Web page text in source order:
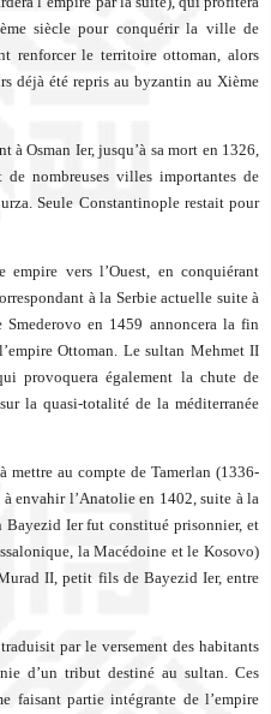
siècle pour conquérir la ville de
renforcer le territoire ottoman, alors
déjà été repris au byzantin au Xième
Osman Ier, jusqu’à sa mort en 1326,
nombreuses villes importantes de
Seule Constantinople restait pour
empire vers l’Ouest, en conquiérant
à la Serbie actuelle suite à
en 1459 annoncera la fin
Ottoman. Le sultan Mehmet II
provoquera également la chute de
la quasi-totalité de la méditerranée
mettre au compte de Tamerlan (1336-
envahir l’Anatolie en 1402, suite à la
Bayezid Ier fut constitué prisonnier, et
la Macédoine et le Kosovo)
II, petit fils de Bayezid Ier, entre
par le versement des habitants
d’un tribut destiné au sultan. Ces
faisant partie intégrante de l’empire